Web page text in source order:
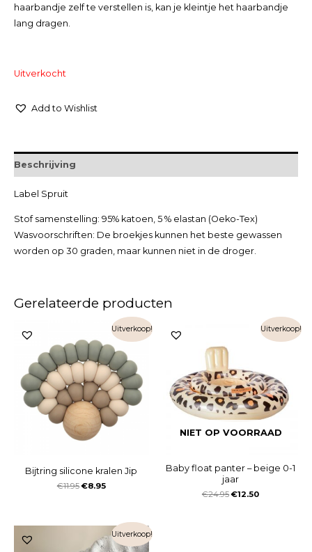
haarbandje zelf te verstellen is, kan je kleintje het haarbandje
lang dragen.
Uitverkocht
Add to Wishlist
Beschrijving
Label Spruit
Stof samenstelling: 95% katoen, 5 % elastan (Oeko-Tex)
Wasvoorschriften: De broekjes kunnen het beste gewassen
worden op 30 graden, maar kunnen niet in de droger.
Gerelateerde producten
Uitverkoop!
Bijtring silicone kralen Jip
€11.95 €8.95
Uitverkoop!
NIET OP VOORRAAD
Baby float panter – beige 0-1
jaar
€24.95 €12.50
Uitverkoop!